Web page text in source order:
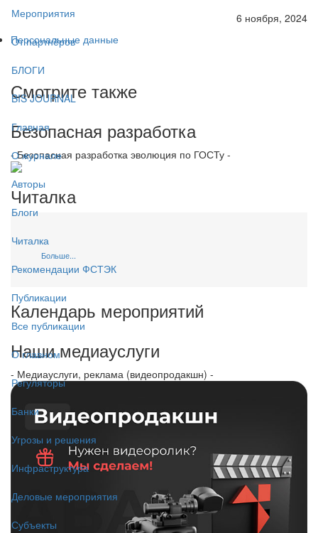
Мероприятия
От партнёров
БЛОГИ
BIS JOURNAL
Главная
О журнале
Авторы
Блоги
Читалка
Рекомендации ФСТЭК
Публикации
Все публикации
О главном
Регуляторы
Банки
Угрозы и решения
Инфраструктура
Деловые мероприятия
Субъекты
6 ноября, 2024
Персональные данные
Смотрите также
Безопасная разработка
- Безопасная разработка эволюция по ГОСТу -
Читалка
Больше...
Календарь мероприятий
Наши медиауслуги
- Медиауслуги, реклама (видеопродакшн) -